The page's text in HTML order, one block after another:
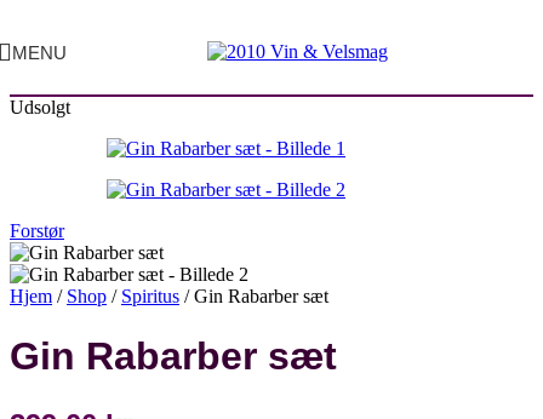
MENU
Udsolgt
Forstør
Hjem / Shop / Spiritus /Gin Rabarber sæt
Gin Rabarber sæt